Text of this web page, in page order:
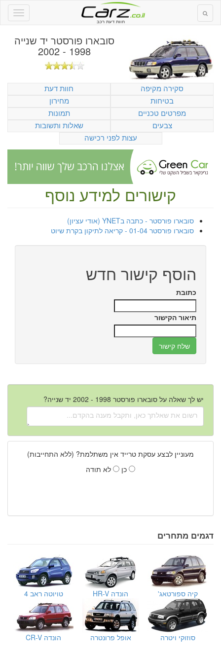
חוות דעת רכב
סובארו פורסטר יד שנייה
1998 - 2002
סקירה מקיפה
חוות דעת
בטיחות
מחירון
מפרטים טכניים
תמונות
צבעים
שאלות ותשובות
עצות לפני רכישה
קישורים למידע נוסף
סובארו פורסטר - כתבה בYNET (אודי עציון)
סובארו פורסטר 01-04 - קריאה לתיקון בקרת שיוט
הוסף קישור חדש
כתובת
תיאור הקישור
יש לך שאלה על סובארו פורסטר 1998 - 2002 יד שנייה?
מעוניין לבצע עסקת טרייד אין משתלמת? (ללא התחייבות)
כן
לא תודה
דגמים מתחרים
קיה ספורטאג' הונדה HR-V טויוטה ראב 4
סוזוקי ויטרה אופל פרונטרה הונדה CR-V